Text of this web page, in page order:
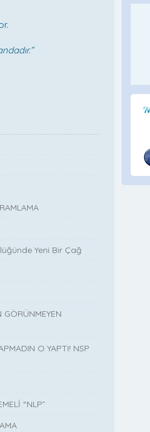
Yeni Bir Çağ
GÖRÜNMEYEN
O YAPTI! NSP
“NLP”